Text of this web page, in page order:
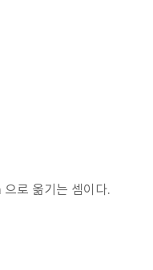
로 옮기는 셈이다.